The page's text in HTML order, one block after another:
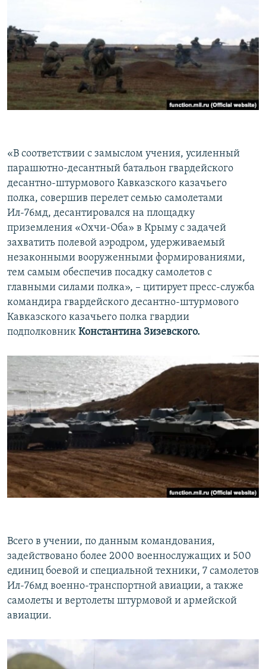
«В соответствии с замыслом учения, усиленный
парашютно-десантный батальон гвардейского
десантно-штурмового Кавказского казачьего
полка, совершив перелет семью самолетами
Ил-76мд, десантировался на площадку
приземления «Охчи-Оба» в Крыму с задачей
захватить полевой аэродром, удерживаемый
незаконными вооруженными формированиями,
тем самым обеспечив посадку самолетов с
главными силами полка», – цитирует пресс-служба
командира гвардейского десантно-штурмового
Кавказского казачьего полка гвардии
подполковник Константина Зизевского.
Всего в учении, по данным командования,
задействовано более 2000 военнослужащих и 500
единиц боевой и специальной техники, 7 самолетов
Ил-76мд военно-транспортной авиации, а также
самолеты и вертолеты штурмовой и армейской
авиации.